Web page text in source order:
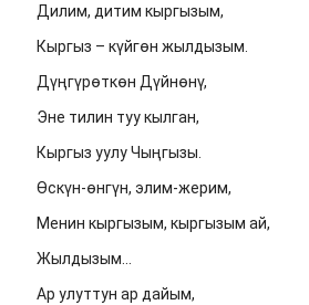
Дилим, дитим кыргызым,
Кыргыз – күйгөн жылдызым.
Дүңгүрөткөн Дүйнөнү,
Эне тилин туу кылган,
Кыргыз уулу Чыңгызы.
Өскүн-өнгүн, элим-жерим,
Менин кыргызым, кыргызым ай,
Жылдызым...
Ар улуттун ар дайым,